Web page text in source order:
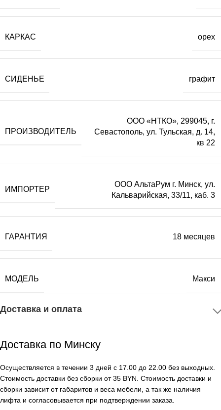
КАРКАС орех
СИДЕНЬЕ графит
ПРОИЗВОДИТЕЛЬ
ООО «НТКО», 299045, г.
Севастополь, ул. Тульская, д. 14,
кв 22
ИМПОРТЕР
ООО АльтаРум г. Минск, ул.
Кальварийская, 33/11, каб. 3
ГАРАНТИЯ 18 месяцев
МОДЕЛЬ Макси
Доставка и оплата
Доставка по Минску
Осуществляется в течении 3 дней с 17.00 до 22.00 без выходных.
Стоимость доставки без сборки от 35 BYN. Стоимость доставки и
сборки зависит от габаритов и веса мебели, а так же наличия
лифта и согласовывается при подтверждении заказа.